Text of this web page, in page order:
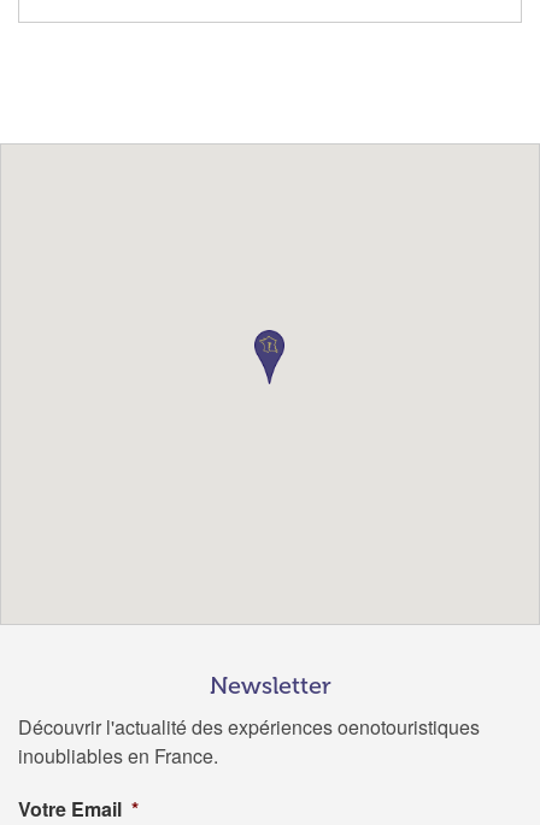
Newsletter
Découvrir l'actualité des expériences oenotouristiques
inoubliables en France.
Votre Email *